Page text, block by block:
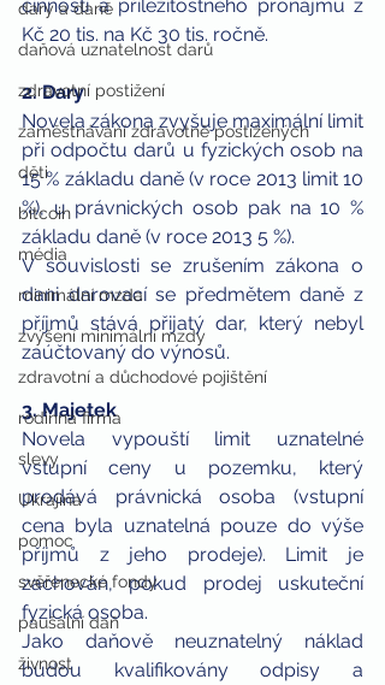
dary a daně
daňová uznatelnost darů
zdravotní postižení
zaměstnávání zdravotně postižených
děti
bitcoin
média
minimální mzda
zvýšení minimální mzdy
zdravotní a důchodové pojištění
rodinná firma
slevy
Ukrajina
pomoc
svěřenecké fondy
paušální daň
živnost
činností a příležitostného pronájmu z
Kč 20 tis. na Kč 30 tis. ročně.
2. Dary
Novela zákona zvyšuje maximální limit
při odpočtu darů u fyzických osob na
15 % základu daně (v roce 2013 limit 10
%), u právnických osob pak na 10 %
základu daně (v roce 2013 5 %).
V souvislosti se zrušením zákona o
dani darovací se předmětem daně z
příjmů stává přijatý dar, který nebyl
zaúčtovaný do výnosů.
3. Majetek
Novela vypouští limit uznatelné
vstupní ceny u pozemku, který
prodává právnická osoba (vstupní
cena byla uznatelná pouze do výše
příjmů z jeho prodeje). Limit je
zachován, pokud prodej uskuteční
fyzická osoba.
Jako daňově neuznatelný náklad
budou kvalifikovány odpisy a